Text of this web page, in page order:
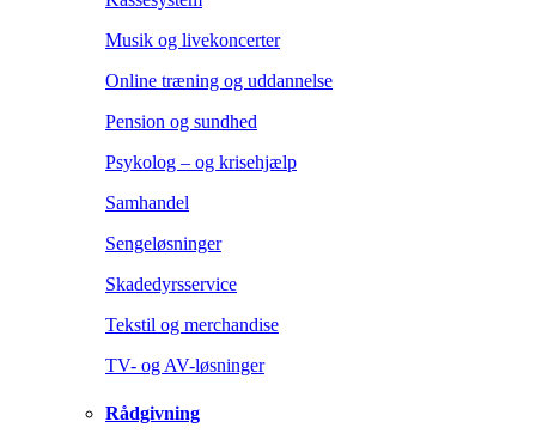
Musik og livekoncerter
Online træning og uddannelse
Pension og sundhed
Psykolog – og krisehjælp
Samhandel
Sengeløsninger
Skadedyrsservice
Tekstil og merchandise
TV- og AV-løsninger
Rådgivning